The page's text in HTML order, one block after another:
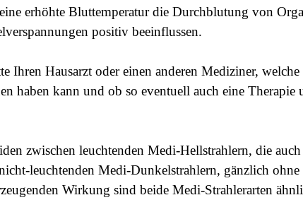
erhöhte Bluttemperatur die Durchblutung von
positiv beeinflussen.
Ihren Hausarzt oder einen anderen Mediziner,
haben kann und ob so eventuell auch eine Therapie
zwischen leuchtenden Medi-Hellstrahlern, die
leuchtenden Medi-Dunkelstrahlern, gänzlich
Wirkung sind beide Medi-Strahlerarten